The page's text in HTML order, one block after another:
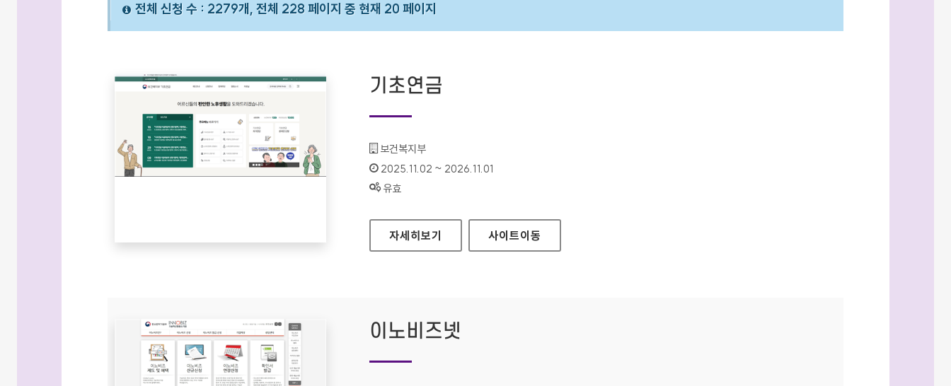
전체 신청 수 : 2279개, 전체 228 페이지 중 현재 20 페이지
기초연금
기관명 :
보건복지부
인증기간 :
2025.11.02 ~ 2026.11.01
상태 :
유효
기초연금
자세히보기 사이트이동
이노비즈넷